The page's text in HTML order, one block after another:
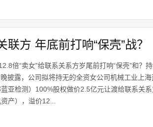
方 年底前打响“保壳”战？
倍“卖女”给联系关系方岁尾前打响“保壳”和？
披露，公司拟将持无的全资女公司机械工业上海
亚检测）100%股权做价2.5亿元让渡给联系关
产），溢价12...